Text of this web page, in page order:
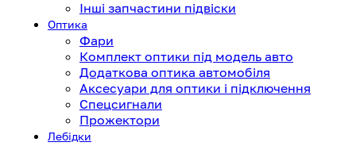
Інші запчастини підвіски
Оптика
Фари
Комплект оптики під модель авто
Додаткова оптика автомобіля
Аксесуари для оптики і підключення
Спецсигнали
Прожектори
Лебідки